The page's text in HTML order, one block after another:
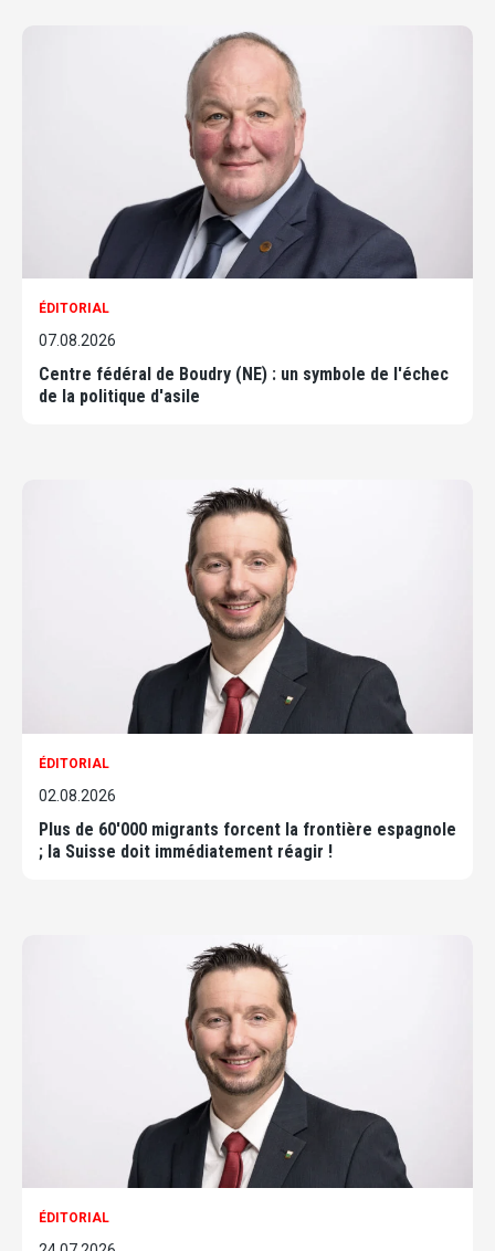
ÉDITORIAL
07.08.2026
Centre fédéral de Boudry (NE) : un symbole de l'échec
de la politique d'asile
ÉDITORIAL
02.08.2026
Plus de 60'000 migrants forcent la frontière espagnole
; la Suisse doit immédiatement réagir !
ÉDITORIAL